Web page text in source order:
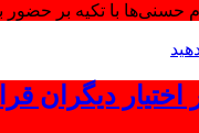
حسنی‌ها با تکیه بر
دیگران